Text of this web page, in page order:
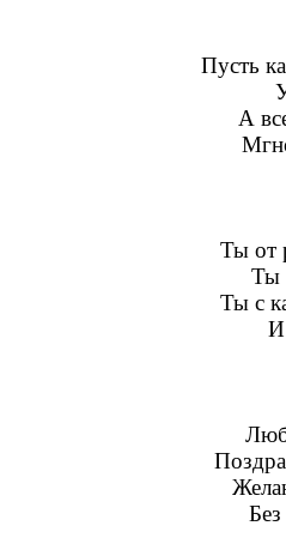
Пусть
А
Ты от
Ты
Ты с
И